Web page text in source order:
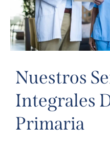
Nuestros
Integrales
Primaria